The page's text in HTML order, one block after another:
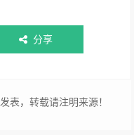
分享
发表，转载请注明来源！